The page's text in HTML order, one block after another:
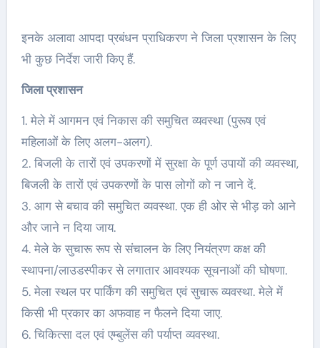
इनके अलावा आपदा प्रबंधन प्राधिकरण ने जिला प्रशासन के लिए
भी कुछ निर्देश जारी किए हैं.
जिला प्रशासन
1. मेले में आगमन एवं निकास की समुचित व्यवस्था (पुरूष एवं
महिलाओं के लिए अलग-अलग).
2. बिजली के तारों एवं उपकरणों में सुरक्षा के पूर्ण उपायों की व्यवस्था,
बिजली के तारों एवं उपकरणों के पास लोगों को न जाने दें.
3. आग से बचाव की समुचित व्यवस्था. एक ही ओर से भीड़ को आने
और जाने न दिया जाय.
4. मेले के सुचारू रूप से संचालन के लिए नियंत्रण कक्ष की
स्थापना/लाउडस्पीकर से लगातार आवश्यक सूचनाओं की घोषणा.
5. मेला स्थल पर पार्किंग की समुचित एवं सुचारू व्यवस्था. मेले में
किसी भी प्रकार का अफवाह न फैलने दिया जाए.
6. चिकित्सा दल एवं एम्बुलेंस की पर्याप्त व्यवस्था.